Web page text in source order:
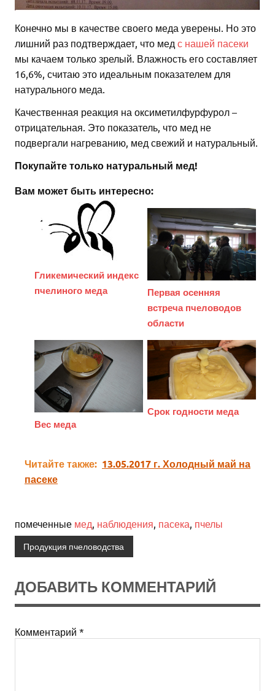
Конечно мы в качестве своего меда уверены. Но это
лишний раз подтверждает, что мед с нашей пасеки
мы качаем только зрелый. Влажность его составляет
16,6%, считаю это идеальным показателем для
натурального меда.
Качественная реакция на оксиметилфурфурол –
отрицательная. Это показатель, что мед не
подвергали нагреванию, мед свежий и натуральный.
Покупайте только натуральный мед!
Вам может быть интересно:
Гликемический индекс
пчелиного меда
Первая осенняя
встреча пчеловодов
области
Вес меда
Срок годности меда
Читайте также: 13.05.2017 г. Холодный май на
пасеке
помеченные мед наблюдения пасека пчелы
Продукция пчеловодства
ДОБАВИТЬ КОММЕНТАРИЙ
Комментарий *